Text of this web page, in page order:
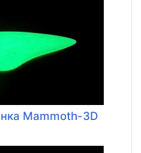
Mammoth-3D